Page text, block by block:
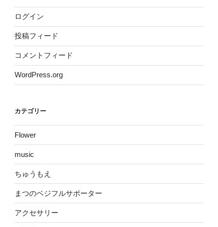
ログイン
投稿フィード
コメントフィード
WordPress.org
カテゴリー
Flower
music
ちゅうもえ
まつのベジフルサポーター
アクセサリー